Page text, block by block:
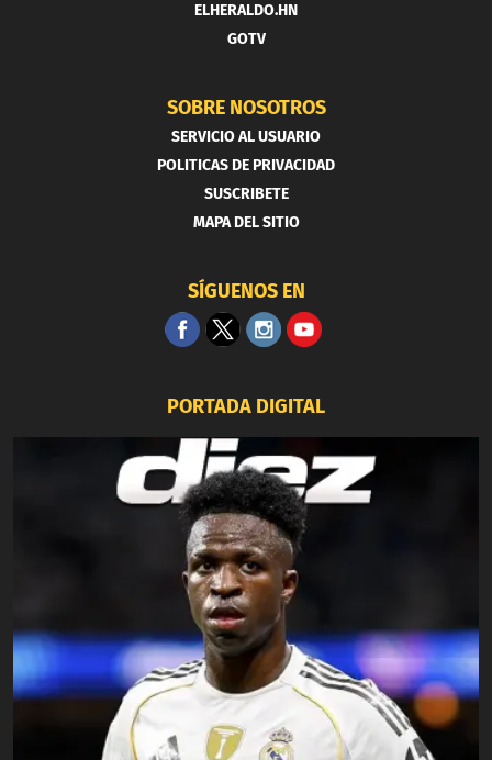
ELHERALDO.HN
GOTV
SOBRE NOSOTROS
SERVICIO AL USUARIO
POLITICAS DE PRIVACIDAD
SUSCRIBETE
MAPA DEL SITIO
SÍGUENOS EN
PORTADA DIGITAL